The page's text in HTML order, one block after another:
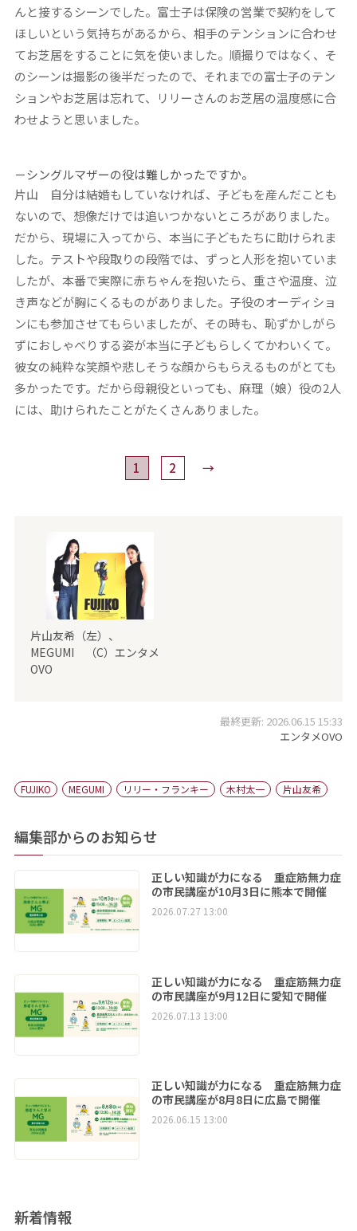
んと接するシーンでした。富士子は保険の営業で契約をして
ほしいという気持ちがあるから、相手のテンションに合わせ
てお芝居をすることに気を使いました。順撮りではなく、そ
のシーンは撮影の後半だったので、それまでの富士子のテン
ションやお芝居は忘れて、リリーさんのお芝居の温度感に合
わせようと思いました。
－シングルマザーの役は難しかったですか。
片山 自分は結婚もしていなければ、子どもを産んだことも
ないので、想像だけでは追いつかないところがありました。
だから、現場に入ってから、本当に子どもたちに助けられま
した。テストや段取りの段階では、ずっと人形を抱いていま
したが、本番で実際に赤ちゃんを抱いたら、重さや温度、泣
き声などが胸にくるものがありました。子役のオーディショ
ンにも参加させてもらいましたが、その時も、恥ずかしがら
ずにおしゃべりする姿が本当に子どもらしくてかわいくて。
彼女の純粋な笑顔や悲しそうな顔からもらえるものがとても
多かったです。だから母親役といっても、麻理（娘）役の2人
には、助けられたことがたくさんありました。
1 2 →
片山友希（左）、
MEGUMI （C）エンタメ
OVO
最終更新: 2026.06.15 15:33
エンタメOVO
FUJIKO MEGUMI リリー・フランキー 木村太一 片山友希
編集部からのお知らせ
正しい知識が力になる 重症筋無力症
の市民講座が10月3日に熊本で開催
2026.07.27 13:00
正しい知識が力になる 重症筋無力症
の市民講座が9月12日に愛知で開催
2026.07.13 13:00
正しい知識が力になる 重症筋無力症
の市民講座が8月8日に広島で開催
2026.06.15 13:00
新着情報